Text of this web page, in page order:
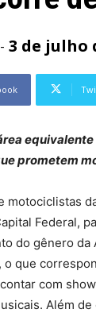
- 3 de julho
prometem
motociclistas
Federal,
do gênero
o que
com
Além